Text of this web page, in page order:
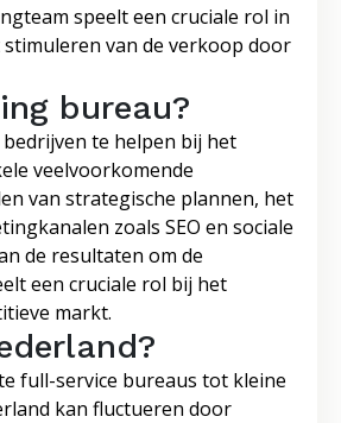
speelt een cruciale rol in
van de verkoop door
bureau?
te helpen bij het
veelvoorkomende
van strategische plannen, het
zoals SEO en sociale
de resultaten om de
een cruciale rol bij het
markt.
full-service bureaus tot kleine
kan fluctueren door